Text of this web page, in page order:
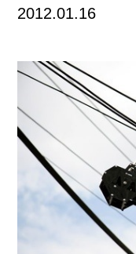
杂志
视频
ENGLISH
ART &
广告
订阅
往期内容
2012.01.16